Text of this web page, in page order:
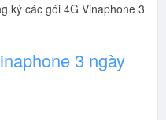
ký các gói 4G Vinaphone 3
3 ngày